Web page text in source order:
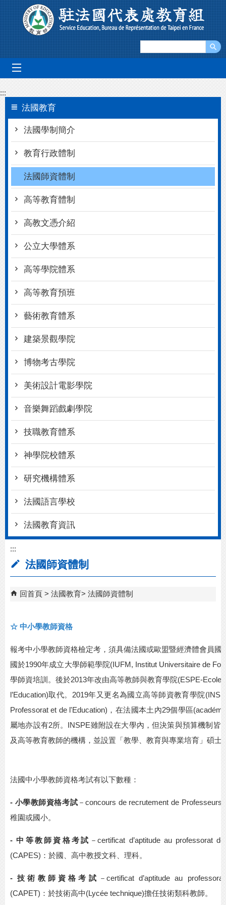
跳到主要內容區塊
:::
法國教育
法國學制簡介
教育行政體制
法國師資體制
高等教育體制
高教文憑介紹
公立大學體系
高等學院體系
高等教育預班
藝術教育體系
建築景觀學院
博物考古學院
美術設計電影學院
音樂舞蹈戲劇學院
技職教育體系
神學院校體系
研究機構體系
法國語言學校
法國教育資訊
:::
法國師資體制
回首頁 法國教育 法國師資體制
☆ 中小學教師資格
報考中小學教師資格檢定考，須具備法國或歐盟暨經濟體會員國
國於1990年成立大學師範學院(IUFM, Institut Universitaire de
學師資培訓。後於2013年改由高等教師與教育學院(ESPE-Ecole
l’Education)取代。 2019年又更名為國立高等師資教育學院
Professorat et de l'Education) ，在法國本土內29個學區
屬地亦設有2所。 INSPE雖附設在大學內，但決策與預算機制皆
及高等教育教師的機構，並設置「教學、教育與專業培育」碩士
法國中小學教師資格考試有以下數種：
- 小學教師資格考試 －concours de recrutement de Professeurs
稚園或國小。
- 中等教師資格考試 －certificat d’aptitude au professorat
(CAPES) ：於國、高中教授文科、理科。
- 技術教師資格考試 － certificat d’aptitude au
(CAPET) ：於技術高中(Lycée technique)擔任技術類科教師。